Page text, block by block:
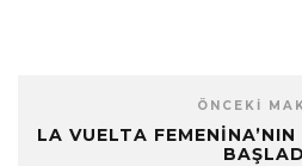
ÖNCEKI
LA VUELTA